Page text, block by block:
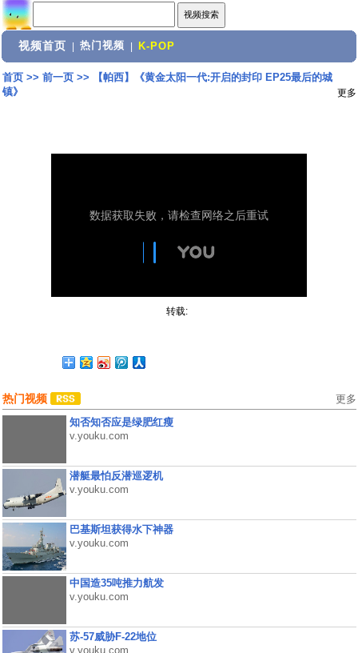
视频首页 热门视频 K-POP
首页>> 前一页>>
【帕西】《黄金太阳一代:开启的封印 EP25最后的城
镇》
更多
转载:
热门视频 更多
知否知否应是绿肥红瘦
v.youku.com
潜艇最怕反潜巡逻机
v.youku.com
巴基斯坦获得水下神器
v.youku.com
中国造35吨推力航发
v.youku.com
苏-57威胁F-22地位
v.youku.com